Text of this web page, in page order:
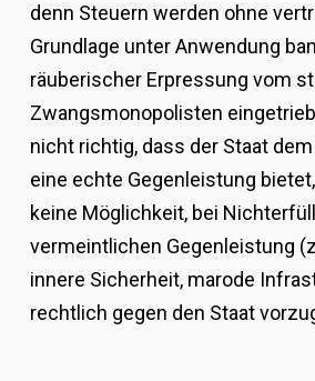
denn Steuern werden ohne
Grundlage unter Anwendung
räuberischer Erpressung vom
Zwangsmonopolisten
nicht richtig, dass der Staat
eine echte Gegenleistung
keine Möglichkeit, bei
vermeintlichen Gegenleistung
innere Sicherheit, marode
rechtlich gegen den Staat